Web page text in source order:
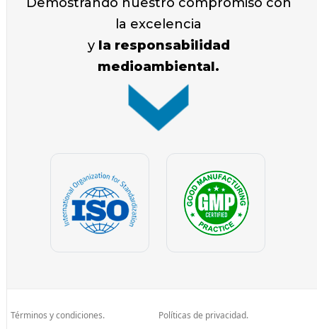
la excelencia
y la responsabilidad
medioambiental.
Términos y condiciones. Políticas de privacidad.